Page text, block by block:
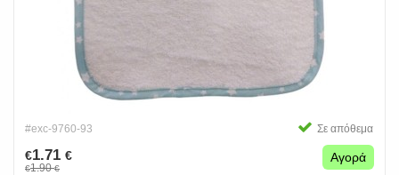
#exc-9760-93 Σε απόθεμα
€1.71 €
€1.90€
Αγορά